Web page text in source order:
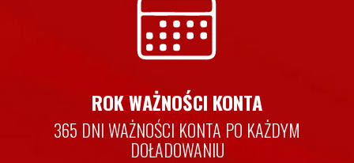
ROK WAŻNOŚCI KONTA
365 DNI WAŻNOŚCI KONTA PO KAŻDYM
DOŁADOWANIU